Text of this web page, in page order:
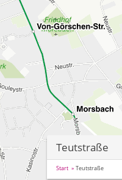
Teutstraße
Start Teutstraße